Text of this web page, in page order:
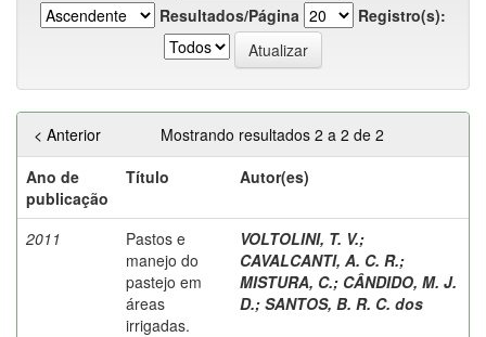
Resultados/Página
Registro(s):
Mostrando resultados 2 a 2 de 2
< Anterior
Ano de
publicação
Título Autor(es)
2011
Pastos e
manejo do
pastejo em
áreas
irrigadas.
VOLTOLINI, T. V.;
CAVALCANTI, A. C. R.;
MISTURA, C.; CÂNDIDO, M. J.
D.; SANTOS, B. R. C. dos